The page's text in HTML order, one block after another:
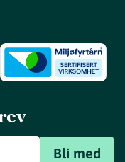
Bli med